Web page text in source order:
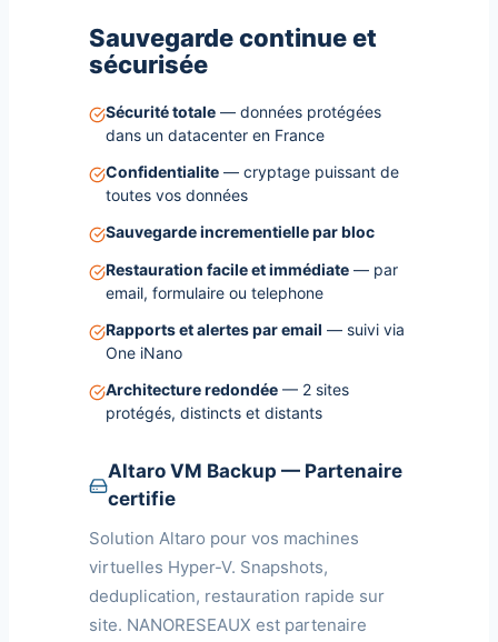
Sauvegarde continue et
sécurisée
Sécurité totale — données protégées
dans un datacenter en France
Confidentialite — cryptage puissant de
toutes vos données
Sauvegarde incrementielle par bloc
Restauration facile et immédiate — par
email, formulaire ou telephone
Rapports et alertes par email — suivi via
One iNano
Architecture redondée — 2 sites
protégés, distincts et distants
Altaro VM Backup — Partenaire
certifie
Solution Altaro pour vos machines
virtuelles Hyper-V. Snapshots,
deduplication, restauration rapide sur
site. NANORESEAUX est partenaire